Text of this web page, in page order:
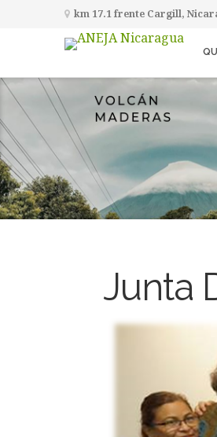
km 17.1 frente Cargill,
Junta